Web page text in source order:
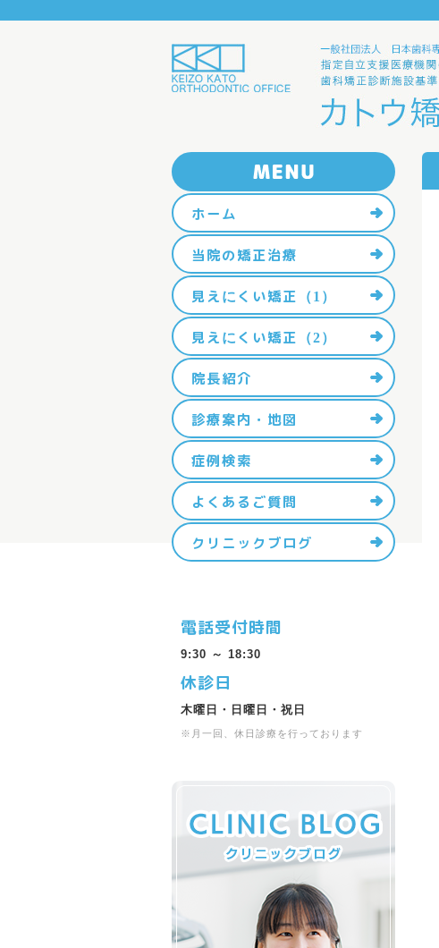
ホーム
当院の矯正治療
見えにくい矯正（1）
見えにくい矯正（2）
院長紹介
診療案内・地図
症例検索
よくあるご質問
クリニックブログ
電話受付時間
9:30 ～ 18:30
休診日
木曜日・日曜日・祝日
※月一回、休日診療を行っております